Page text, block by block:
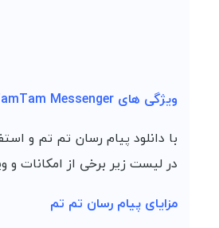
ویژگی های TamTam Messenger
با دانلود پیام رسان تم تم و
در لیست زیر برخی از امکانات و
مزایای پیام رسان تم تم